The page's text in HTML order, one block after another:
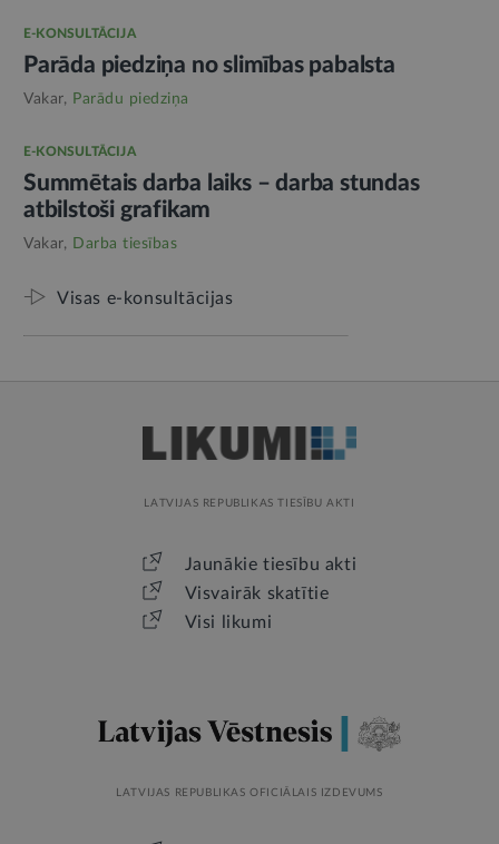
E-KONSULTĀCIJA
Parāda piedziņa no slimības pabalsta
Vakar, Parādu piedziņa
E-KONSULTĀCIJA
Summētais darba laiks – darba stundas
atbilstoši grafikam
Vakar, Darba tiesības
Visas e-konsultācijas
LATVIJAS REPUBLIKAS TIESĪBU AKTI
Jaunākie tiesību akti
Visvairāk skatītie
Visi likumi
LATVIJAS REPUBLIKAS OFICIĀLAIS IZDEVUMS